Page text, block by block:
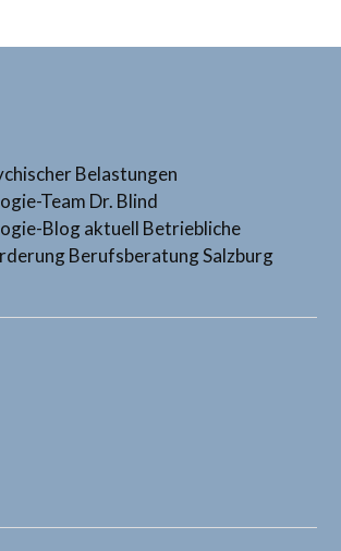
Belastungen
Team Dr. Blind
Blog aktuell Betriebliche
Berufsberatung Salzburg